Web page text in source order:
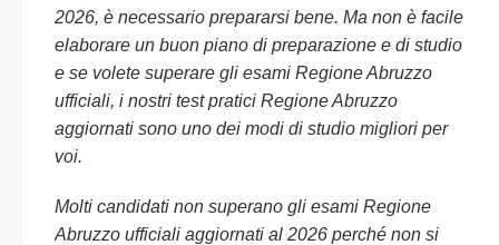
2026, è necessario prepararsi bene. Ma non è facile
elaborare un buon piano di preparazione e di studio
e se volete superare gli esami Regione Abruzzo
ufficiali, i nostri test pratici Regione Abruzzo
aggiornati sono uno dei modi di studio migliori per
voi.
Molti candidati non superano gli esami Regione
Abruzzo ufficiali aggiornati al 2026 perché non si